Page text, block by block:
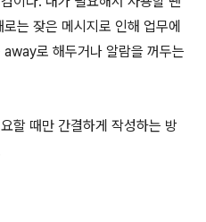
는 잦은 메시지로 인해 업무에
로 해두거나 알람을 꺼두는
할 때만 간결하게 작성하는 방